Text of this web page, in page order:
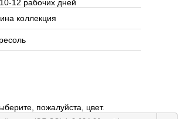
12 рабочих дней
коллекция
пожалуйста, цвет.